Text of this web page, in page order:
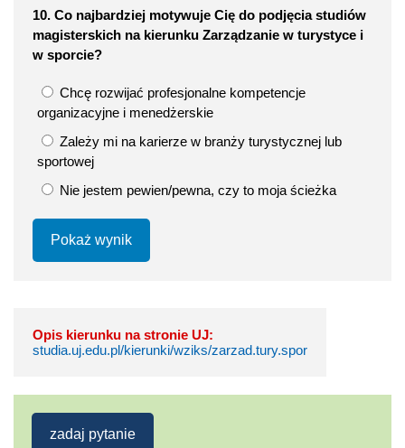
10. Co najbardziej motywuje Cię do podjęcia studiów
magisterskich na kierunku Zarządzanie w turystyce i
w sporcie?
Chcę rozwijać profesjonalne kompetencje
organizacyjne i menedżerskie
Zależy mi na karierze w branży turystycznej lub
sportowej
Nie jestem pewien/pewna, czy to moja ścieżka
Pokaż wynik
Opis kierunku na stronie UJ:
studia.uj.edu.pl/kierunki/wziks/zarzad.tury.spor
zadaj pytanie